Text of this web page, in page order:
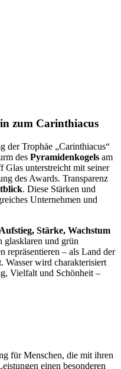
zum Carinthiacus
der Trophäe „Carinthiacus“
des Pyramidenkogels am
Glas unterstreicht mit seiner
des Awards. Transparenz
. Diese Stärken und
Unternehmen und
Aufstieg, Stärke, Wachstum
glasklaren und grün
repräsentieren – als Land der
Wasser wird charakterisiert
Vielfalt und Schönheit –
für Menschen, die mit ihren
einen besonderen